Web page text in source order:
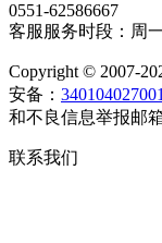
0551-62586667
客服服务时段：周
Copyright © 2007-
安备：
和不良信息举报邮箱
联系我们